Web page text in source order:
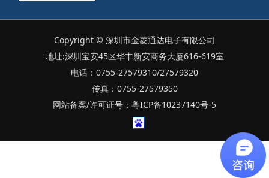
Copyright © 深圳市金菱通达电子有限公司
地址:深圳宝安45区华丰新安商务大厦616-619室
电话：0755-27579310/27579320
传真：0755-27579350
网站备案/许可证号：粤ICP备10237140号-5